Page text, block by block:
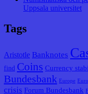
Uppsala universitet
Tags
Aristotle Banknotes
find Coins Currency
Bundesbank
Europe
crisis Forum Bundesbank